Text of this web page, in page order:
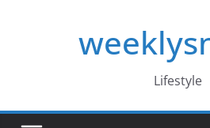
Lifestyle